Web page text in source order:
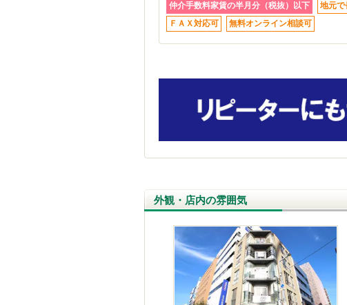
仲介手数料家賃の半月分（税抜）以下 地元で
ＦＡＸ対応可
無料オンライン相談可
外観・店内の雰囲気